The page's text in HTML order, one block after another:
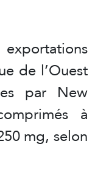
de l’Ouest
par New
à
mg, selon